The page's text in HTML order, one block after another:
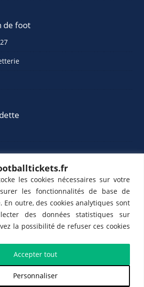
les cookies nécessaires sur votre
les fonctionnalités de base de
En outre, des cookies analytiques sont
des données statistiques sur
la possibilité de refuser ces cookies
Personnaliser
Accepter tout
de foot
Catalunya 38, 8, 1, 08007 Barcelone, Espagne |
Changé 53 💙et de l'US Bretons de Paris 🤍